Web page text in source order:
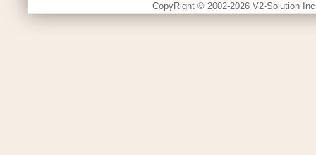
CopyRight © 2002-2026 V2-Solution